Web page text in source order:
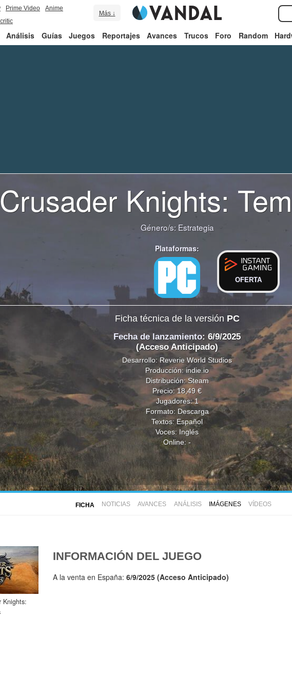
Prime Video
Anime
Más ↓
Análisis Guías Juegos Reportajes Avances Trucos Foro Random
Crusader Knights:
Género/s: Estrategia
Plataformas:
OFERTA
Ficha técnica de la versión PC
Fecha de lanzamiento: 6/9/2025
(Acceso Anticipado)
Desarrollo: Reverie World Studios
Producción: indie.io
Distribución: Steam
Precio: 18,49 €
Jugadores: 1
Formato: Descarga
Textos: Español
Voces: Inglés
Online: -
FICHA NOTICIAS AVANCES ANÁLISIS IMÁGENES VÍDEOS
Knights:
INFORMACIÓN DEL JUEGO
A la venta en España: 6/9/2025 (Acceso Anticipado)